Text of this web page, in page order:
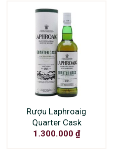
Rượu Laphroaig
Quarter Cask
1.300.000 ₫